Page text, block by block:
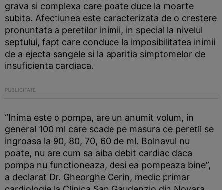
grava si complexa care poate duce la moarte
subita. Afectiunea este caracterizata de o crestere
pronuntata a peretilor inimii, in special la nivelul
septului, fapt care conduce la imposibilitatea inimii
de a ejecta sangele si la aparitia simptomelor de
insuficienta cardiaca.
“Inima este o pompa, are un anumit volum, in
general 100 ml care scade pe masura de peretii se
ingroasa la 90, 80, 70, 60 de ml. Bolnavul nu
poate, nu are cum sa aiba debit cardiac daca
pompa nu functioneaza, desi ea pompeaza bine”,
a declarat Dr. Gheorghe Cerin, medic primar